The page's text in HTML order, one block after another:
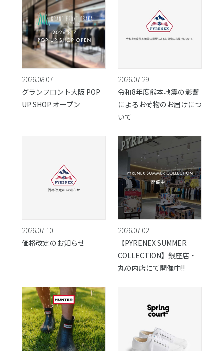
2026.08.07
グランフロント大阪 POP
UP SHOP オープン
2026.07.29
令和8年度熊本地震の影響
によるお荷物のお届けにつ
いて
2026.07.10
価格改定のお知らせ
2026.07.02
【PYRENEX SUMMER
COLLECTION】銀座店・
丸の内店にて開催中!!